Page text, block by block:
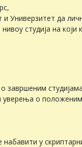
и Универзитет да
студија на који
о
набавити у